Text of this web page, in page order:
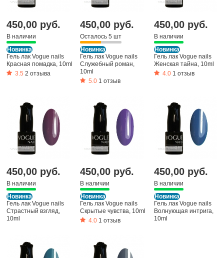
450,00 руб.
В наличии
Новинка
Гель лак Vogue nails
Красная помадка, 10ml
3.5 2 отзыва
450,00 руб.
Осталось 5 шт
Новинка
Гель лак Vogue nails
Служебный роман,
10ml
5.0 1 отзыв
450,00 руб.
В наличии
Новинка
Гель лак Vogue nails
Женская тайна, 10ml
4.01 отзыв
450,00 руб.
В наличии
Новинка
Гель лак Vogue nails
Страстный взгляд,
10ml
450,00 руб.
В наличии
Новинка
Гель лак Vogue nails
Скрытые чувства, 10ml
4.0 1 отзыв
450,00 руб.
В наличии
Новинка
Гель лак Vogue nails
Волнующая интрига,
10ml